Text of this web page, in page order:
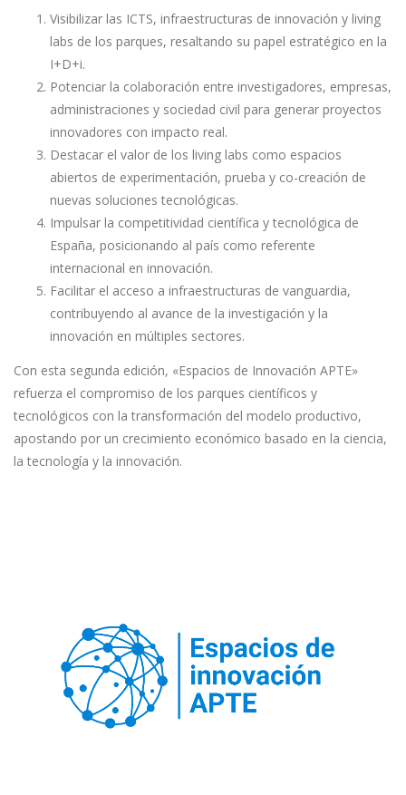
Visibilizar las ICTS, infraestructuras de innovación y living
labs de los parques, resaltando su papel estratégico en la
I+D+i.
Potenciar la colaboración entre investigadores, empresas,
administraciones y sociedad civil para generar proyectos
innovadores con impacto real.
Destacar el valor de los living labs como espacios
abiertos de experimentación, prueba y co-creación de
nuevas soluciones tecnológicas.
Impulsar la competitividad científica y tecnológica de
España, posicionando al país como referente
internacional en innovación.
Facilitar el acceso a infraestructuras de vanguardia,
contribuyendo al avance de la investigación y la
innovación en múltiples sectores.
Con esta segunda edición, «Espacios de Innovación APTE»
refuerza el compromiso de los parques científicos y
tecnológicos con la transformación del modelo productivo,
apostando por un crecimiento económico basado en la ciencia,
la tecnología y la innovación.